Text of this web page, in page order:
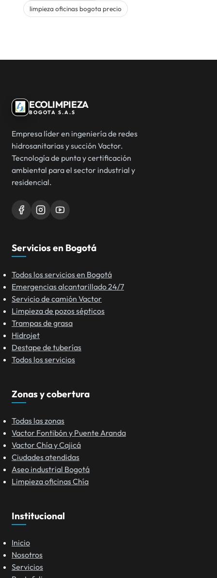
limpieza oficinas bogota precio
ECOLIMPIEZA
BOGOTA S.A.S
Empresa líder en ingeniería de redes
hidrosanitarias y succión Vactor.
Tecnología de punta y certificación
ambiental para el sector industrial y
residencial.
Servicios en Bogotá
Todos los servicios en Bogotá
Emergencias alcantarillado 24/7
Servicio de camión Vactor
Limpieza de pozos sépticos
Trampas de grasa
Hidrojet
Destape de tuberías
Todos los servicios
Zonas y cobertura
Todas las zonas
Vactor Fontibón y Puente Aranda
Vactor Chía y Cajicá
Ciudades atendidas
Aseo industrial Bogotá
Limpieza oficinas Chía
Institucional
Inicio
Nosotros
Servicios